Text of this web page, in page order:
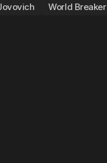
World Breaker